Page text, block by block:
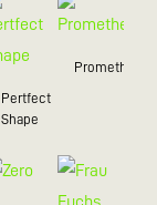
Pertfect
Shape
Prometheus